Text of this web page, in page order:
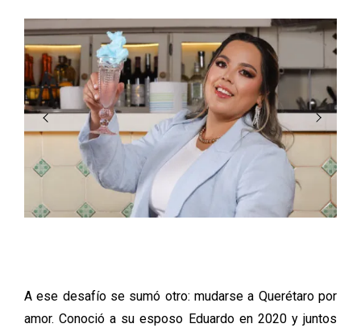
A ese desafío se sumó otro: mudarse a Querétaro por
amor. Conoció a su esposo Eduardo en 2020 y juntos